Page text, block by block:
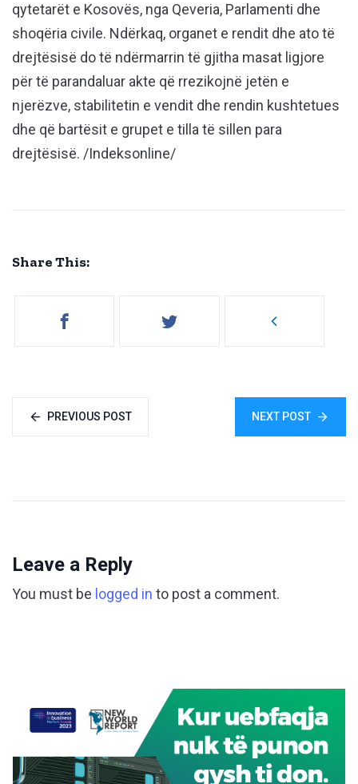
qytetarët e Kosovës, nga Qeveria, Parlamenti dhe
shoqëria civile. Ndërkaq, organet e rendit dhe ato të
drejtësisë do të ndërmarrin të gjitha masat ligjore
për të parandaluar akte që rrezikojnë jetën e
njerëzve, stabilitetin e vendit dhe rendin kushtetues
dhe që bartësit e grupet e tilla të sillen para
drejtësisë. /Indeksonline/
Share This:
PREVIOUS POST NEXT POST
Leave a Reply
You must be logged in to post a comment.